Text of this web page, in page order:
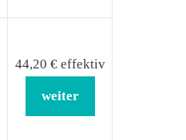
44,20 € effektiv
weiter